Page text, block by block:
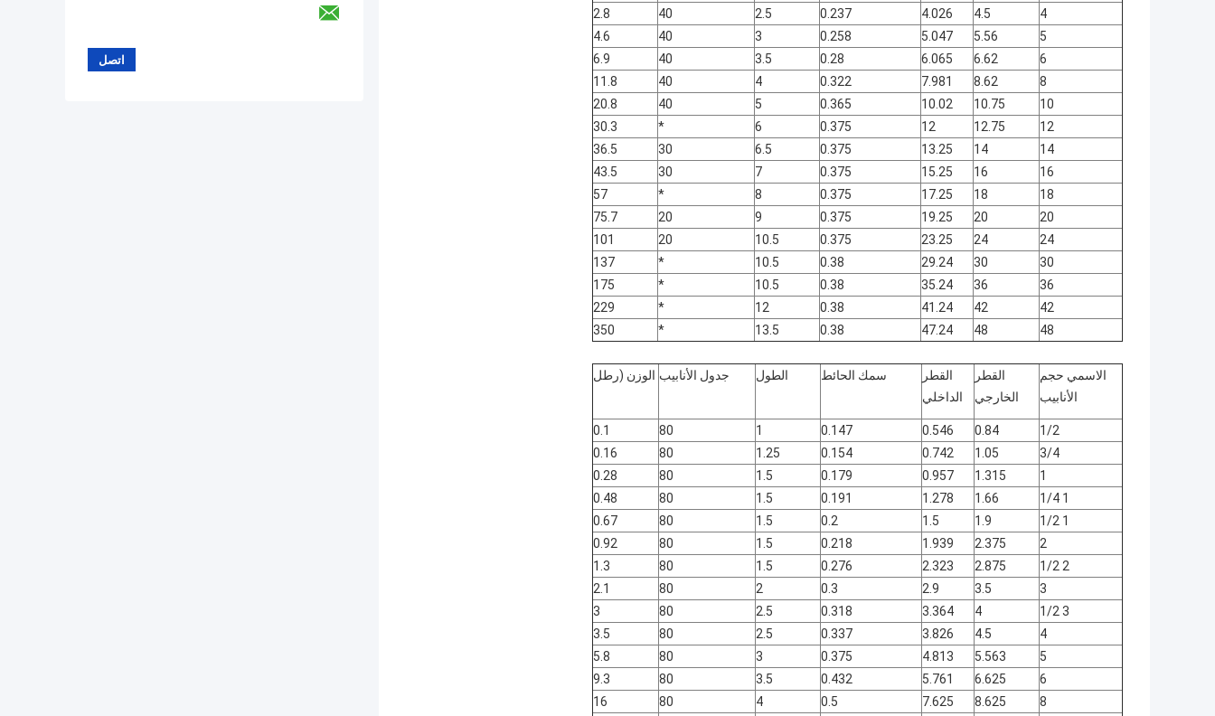
4
4.5
4.026
0.237
2.5
40
2.8
5
5.56
5.047
0.258
3
40
4.6
6
6.62
6.065
0.28
3.5
40
6.9
8
8.62
7.981
0.322
4
40
11.8
10
10.75
10.02
0.365
5
40
20.8
12
12.75
12
0.375
6
*
30.3
14
14
13.25
0.375
6.5
30
36.5
16
16
15.25
0.375
7
30
43.5
18
18
17.25
0.375
8
*
57
20
20
19.25
0.375
9
20
75.7
24
24
23.25
0.375
10.5
20
101
30
30
29.24
0.38
10.5
*
137
36
36
35.24
0.38
10.5
*
175
42
42
41.24
0.38
12
*
229
48
48
47.24
0.38
13.5
*
350
الاسمي حجم
الأنابيب
القطر
الخارجي
القطر
الداخلي
سمك الحائط الطول جدول الأنابيب الوزن (رطل
1/2
0.84
0.546
0.147
1
80
0.1
3/4
1.05
0.742
0.154
1.25
80
0.16
1
1.315
0.957
0.179
1.5
80
0.28
1 1/4
1.66
1.278
0.191
1.5
80
0.48
1 1/2
1.9
1.5
0.2
1.5
80
0.67
2
2.375
1.939
0.218
1.5
80
0.92
2 1/2
2.875
2.323
0.276
1.5
80
1.3
3
3.5
2.9
0.3
2
80
2.1
3 1/2
4
3.364
0.318
2.5
80
3
4
4.5
3.826
0.337
2.5
80
3.5
5
5.563
4.813
0.375
3
80
5.8
6
6.625
5.761
0.432
3.5
80
9.3
8
8.625
7.625
0.5
4
80
16